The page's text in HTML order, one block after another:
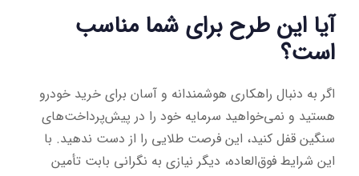
آیا این طرح برای شما مناسب
است؟
اگر به دنبال راهکاری هوشمندانه و آسان برای خرید خودرو
هستید و نمی‌خواهید سرمایه خود را در پیش‌پرداخت‌های
سنگین قفل کنید، این فرصت طلایی را از دست ندهید. با
این شرایط فوق‌العاده، دیگر نیازی به نگرانی بابت تأمین